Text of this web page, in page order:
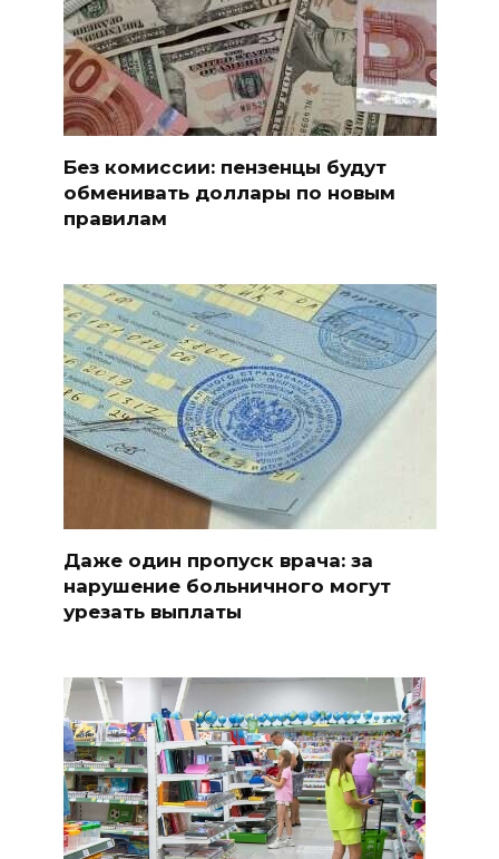
Без комиссии: пензенцы будут
обменивать доллары по новым
правилам
Даже один пропуск врача: за
нарушение больничного могут
урезать выплаты